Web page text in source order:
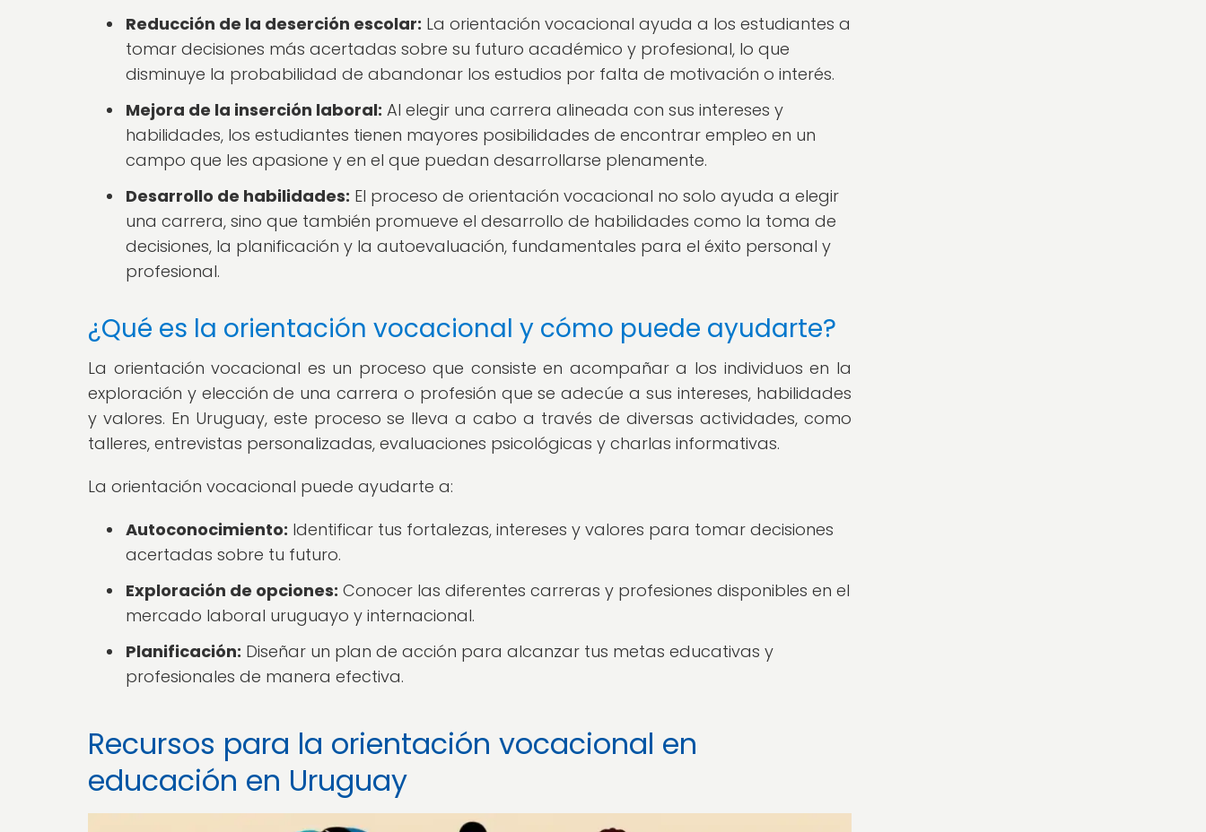
Reducción de la deserción escolar: La orientación vocacional ayuda a los estudiantes a
tomar decisiones más acertadas sobre su futuro académico y profesional, lo que
disminuye la probabilidad de abandonar los estudios por falta de motivación o interés.
Mejora de la inserción laboral: Al elegir una carrera alineada con sus intereses y
habilidades, los estudiantes tienen mayores posibilidades de encontrar empleo en un
campo que les apasione y en el que puedan desarrollarse plenamente.
Desarrollo de habilidades: El proceso de orientación vocacional no solo ayuda a elegir
una carrera, sino que también promueve el desarrollo de habilidades como la toma de
decisiones, la planificación y la autoevaluación, fundamentales para el éxito personal y
profesional.
¿Qué es la orientación vocacional y cómo puede ayudarte?
La orientación vocacional es un proceso que consiste en acompañar a los individuos en la
exploración y elección de una carrera o profesión que se adecúe a sus intereses, habilidades
y valores. En Uruguay, este proceso se lleva a cabo a través de diversas actividades, como
talleres, entrevistas personalizadas, evaluaciones psicológicas y charlas informativas.
La orientación vocacional puede ayudarte a:
Autoconocimiento: Identificar tus fortalezas, intereses y valores para tomar decisiones
acertadas sobre tu futuro.
Exploración de opciones: Conocer las diferentes carreras y profesiones disponibles en el
mercado laboral uruguayo y internacional.
Planificación: Diseñar un plan de acción para alcanzar tus metas educativas y
profesionales de manera efectiva.
Recursos para la orientación vocacional en
educación en Uruguay